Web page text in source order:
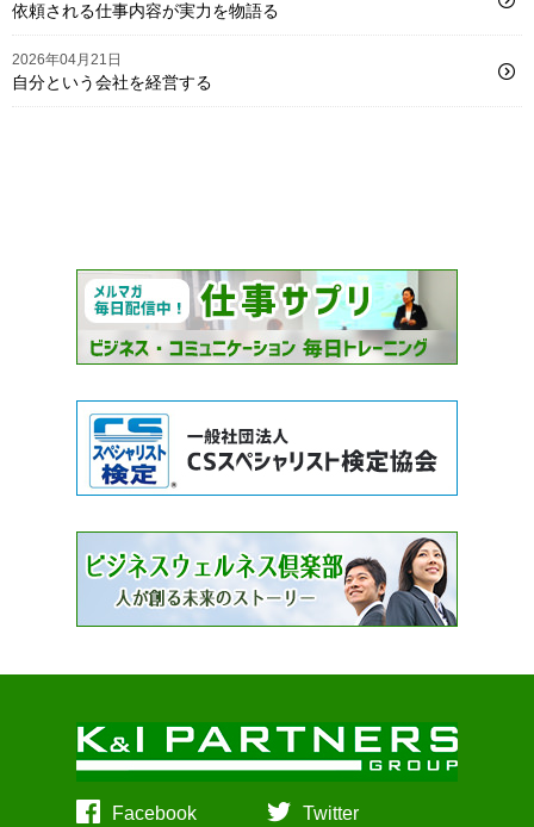
依頼される仕事内容が実力を物語る
2026年04月21日
自分という会社を経営する
Facebook Twitter